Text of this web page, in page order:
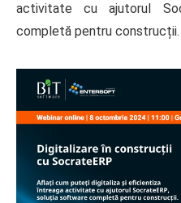
activitate cu ajutorul
completă pentru construcții.